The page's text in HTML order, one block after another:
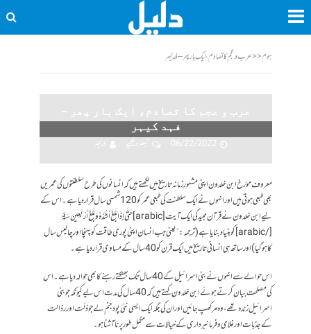
ہوم<<عرب و عجم کا تصادم، ایک بار پھر – فہد کیہر
عرب و عجم کا تصادم، ایک بار پھر –
فہد کیہر
06/22/2022
تبصرہ لکھیے فہد کیہر
معروف مؤرخ ابن خلدون اپنی مشہورِ زمانہ تاریخ میں لکھتے ہیں کہ انسانوں کی طرح سلطنتوں کی عمریں
بھی طبعی ہوتی ہیں اور انہوں نے ایک سلطنت کی طبعی عمر کو 120 شمسی سال قرار دیا ہے۔ اس کے
لیے ابن خلدون نے قرآن مجید کی ایک آیت [arabic] حَتَّىٰ إِذَا بَلَغَ أَشُدَّهُ وَبَلَغَ أَرْبَعِينَ سَنَةً
[/arabic] کو بنیاد بنایا ہے (ترجمہ: “یعنی جب انسان اپنی پوری طاقت کو پہنچا اور چالیس سال
کا ہو گیا) اور ساتھ ہی انسانی تاریخ میں ایک قرن کو 40 سال کے مساوی قرار دیا ہے۔
اس حوالے سے انہوں نے بنی اسرائیل کے 40 سال تک بھٹکتے رہنے کا بھی حوالہ دیا ہے۔ اس
کی مصلحت بیان کرتے ہوئے ابن خلدون کہتے ہیں کہ 40 سال کی مدت اس لیے کیونکہ جو بنی
اسرائیل زندہ تھے، وہ مر کھپ جائیں اور ان کی جگہ ایک ایسی نئی پود جنم لے جو ذلّت اور رذالت
کے جذبات اور غلامی و فرمانبرداری کے خیالات سے مکمل طور پر نا آشنا ہو۔